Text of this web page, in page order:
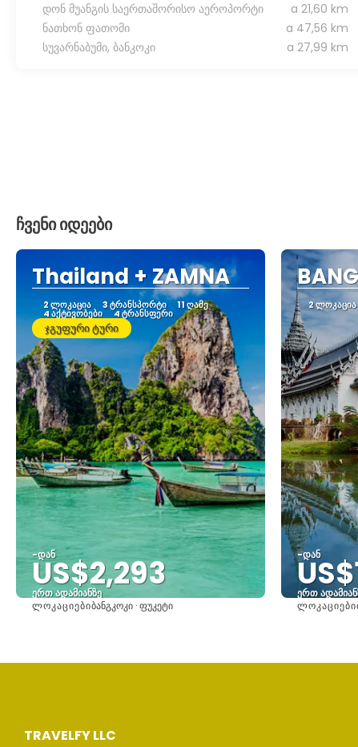
დონ მუანგის საერთაშორისო აეროპორტი
a 21,60 km
ნათხონ ფათომი
a 47,56 km
სუვარნაბუმი, ბანკოკი
a 27,99 km
ჩვენი იდეები
Thailand + ZAMNA
2 ᲚᲝᲙᲐᲪᲘᲐ 3 ᲢᲠᲐᲜᲡᲞᲝᲠᲢᲘ 11 ᲦᲐᲛᲔ
4 ᲐᲥᲢᲘᲕᲝᲑᲔᲑᲘ 4 ᲢᲠᲐᲜᲡᲤᲔᲠᲘ
ჯგუფური ტური
-დან
US$2,293
ერთ ადამიანზე
იხილეთ
ᲚᲝᲙᲐᲪᲘᲔᲑᲘბანგკოკი · ფუკეტი
2 ᲚᲝᲙᲐᲪᲘᲐ
-დან
ერთ
ᲚᲝᲙᲐᲪᲘᲔᲑᲘ
TRAVELFY LLC